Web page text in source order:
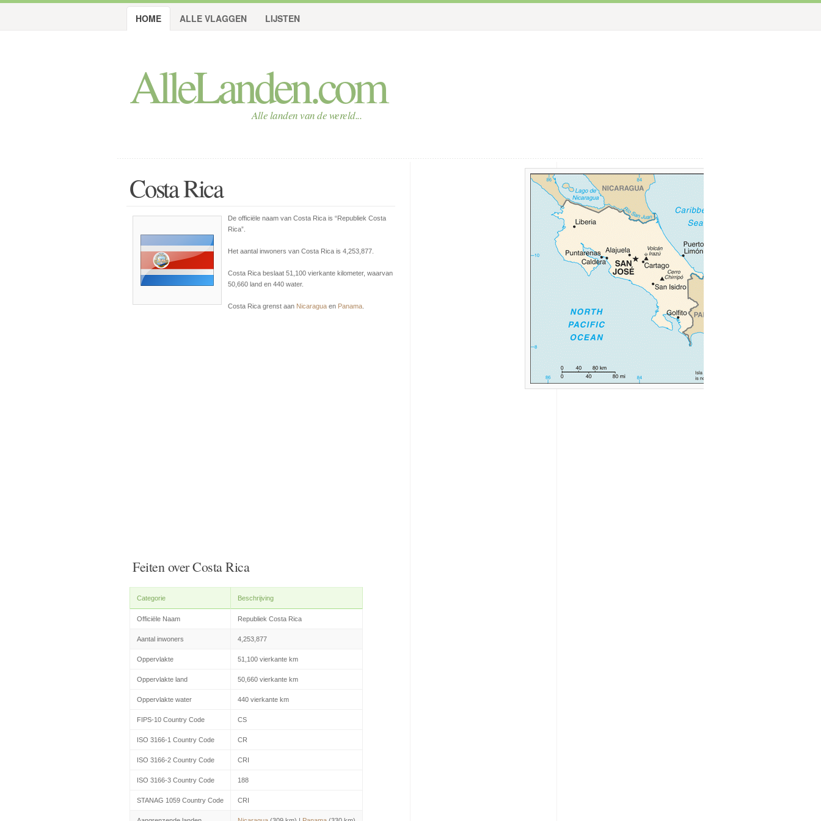
AlleLanden.com
Alle landen van de wereld...
HOME ALLE VLAGGEN LIJSTEN
Costa Rica
De officiële naam van Costa Rica is “Republiek Costa
Rica”
Het aantal inwoners van Costa Rica is 4,253,877.
Costa Rica beslaat 51,100 vierkante kilometer, waarvan
50,660 land en 440 water.
Costa Rica grenst aan Nicaragua en Panama
Feiten over Costa Rica
Categorie Beschrijving
Officiële Naam Republiek Costa Rica
Aantal inwoners 4,253,877
Oppervlakte 51,100 vierkante km
Oppervlakte land 50,660 vierkante km
Oppervlakte water 440 vierkante km
FIPS-10 Country Code CS
ISO 3166-1 Country Code CR
ISO 3166-2 Country Code CRI
ISO 3166-3 Country Code 188
STANAG 1059 Country Code CRI